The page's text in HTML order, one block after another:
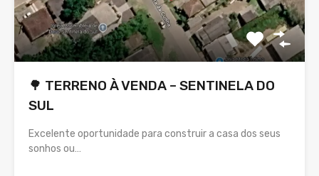
🌳 TERRENO À VENDA – SENTINELA DO
SUL
Excelente oportunidade para construir a casa dos seus
sonhos ou…